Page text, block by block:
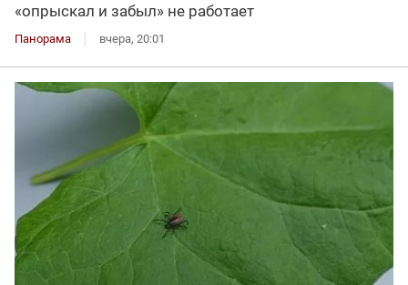
«опрыскал и забыл» не работает
Панорама вчера, 20:01